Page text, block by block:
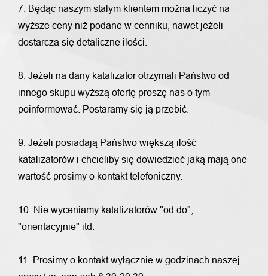
7. Będąc naszym stałym klientem można liczyć na
wyższe ceny niż podane w cenniku, nawet jeżeli
dostarcza się detaliczne ilości.
8. Jeżeli na dany katalizator otrzymali Państwo od
innego skupu wyższą ofertę proszę nas o tym
poinformować. Postaramy się ją przebić.
9. Jeżeli posiadają Państwo większą ilość
katalizatorów i chcieliby się dowiedzieć jaką mają one
wartość prosimy o kontakt telefoniczny.
10. Nie wyceniamy katalizatorów "od do",
"orientacyjnie" itd.
11. Prosimy o kontakt wyłącznie w godzinach naszej